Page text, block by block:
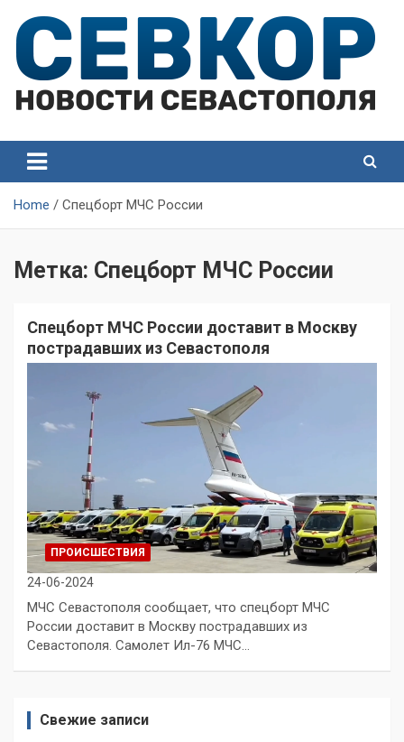
content
Севастополя
Севастополя
Home Спецборт МЧС России
Метка: Спецборт МЧС России
Спецборт МЧС России доставит в Москву
пострадавших из Севастополя
ПРОИСШЕСТВИЯ
24-06-2024
МЧС Севастополя сообщает, что спецборт МЧС
России доставит в Москву пострадавших из
Севастополя. Самолет Ил-76 МЧС…
Свежие записи